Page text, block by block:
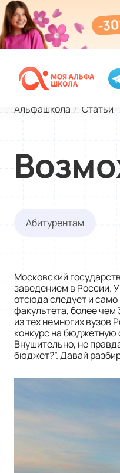
Альфашкола Статьи
Абитурентам
Московский
заведением в России.
отсюда следует и само
факультета, более
из тех немногих вузов
конкурс на бюджетную
Внушительно, не
бюджет?”. Давай